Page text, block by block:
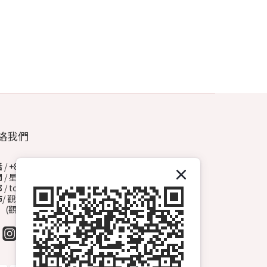
我們
/ +852 6572 3153（Whatsapp）
/ 星期一至日 13:00-00:00
/ topdrawhkcs@gmail.com
/ 觀塘開源道72號溢財中心地下A2舖
塘B1出口, 轉右天橋底)